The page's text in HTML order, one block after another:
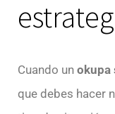
Cuando un okupa
que debes hacer